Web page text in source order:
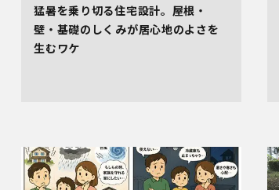
猛暑を乗り切る住宅設計。屋根・
壁・基礎のしくみが居心地のよさを
生むワケ